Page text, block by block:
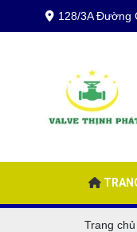
128/3A Đường
Trang chủ